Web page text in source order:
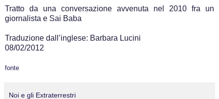
Tratto da una conversazione avvenuta nel 2010 fra un
giornalista e Sai Baba
Traduzione dall’inglese: Barbara Lucini
08/02/2012
fonte
Noi e gli Extraterrestri